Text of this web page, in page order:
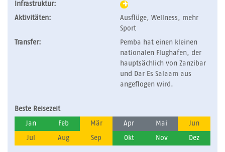
Infrastruktur:
Aktivitäten:
Ausflüge, Wellness, mehr
Sport
Transfer:
Pemba hat einen kleinen
nationalen Flughafen, der
hauptsächlich von Zanzibar
und Dar Es Salaam aus
angeflogen wird.
Beste Reisezeit
Jan Feb Mär Apr Mai Jun
Jul Aug Sep Okt Nov Dez